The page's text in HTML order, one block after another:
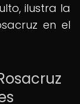
ilustra la
en el